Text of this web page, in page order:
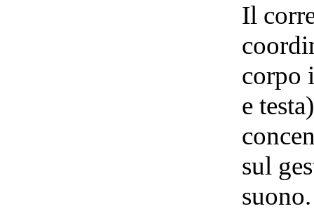
Il
corpo
e
sul